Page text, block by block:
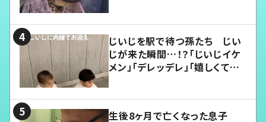
じいじを駅で待つ孫たち じい
じが来た瞬間…！？「じいじイケ
メン」「デレッデレ」「嬉しくて可
生後8ヶ月で亡くなった息子